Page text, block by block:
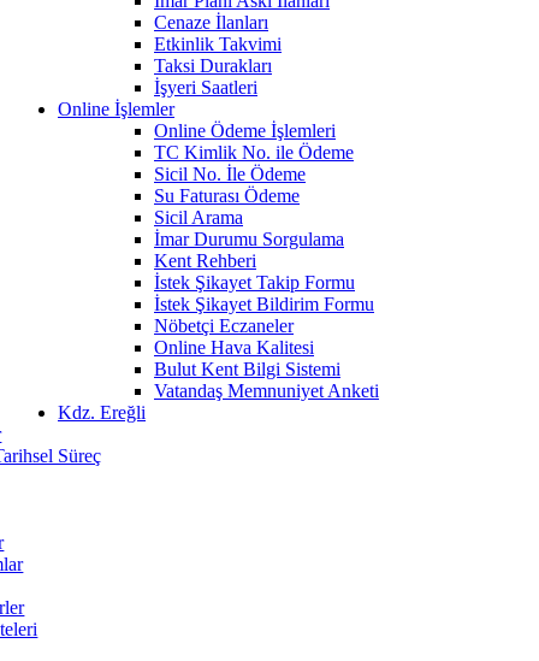
Cenaze İlanları
Etkinlik Takvimi
Taksi Durakları
İşyeri Saatleri
Online İşlemler
Online Ödeme İşlemleri
TC Kimlik No. ile Ödeme
Sicil No. İle Ödeme
Su Faturası Ödeme
Sicil Arama
İmar Durumu Sorgulama
Kent Rehberi
İstek Şikayet Takip Formu
İstek Şikayet Bildirim Formu
Nöbetçi Eczaneler
Online Hava Kalitesi
Bulut Kent Bilgi Sistemi
Vatandaş Memnuniyet Anketi
Kdz. Ereğli
Süreç